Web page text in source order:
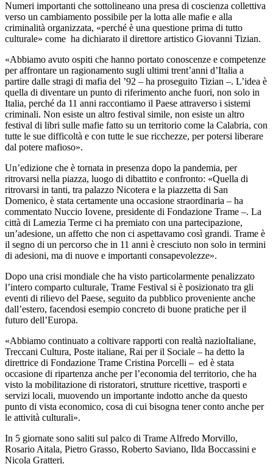
Numeri importanti che sottolineano una presa di coscienza collettiva
verso un cambiamento possibile per la lotta alle mafie e alla
criminalità organizzata, «perché è una questione prima di tutto
culturale» come ha dichiarato il direttore artistico Giovanni Tizian.
«Abbiamo avuto ospiti che hanno portato conoscenze e competenze
per affrontare un ragionamento sugli ultimi trent’anni d’Italia a
partire dalle stragi di mafia del ’92 – ha proseguito Tizian –. L’idea è
quella di diventare un punto di riferimento anche fuori, non solo in
Italia, perché da 11 anni raccontiamo il Paese attraverso i sistemi
criminali. Non esiste un altro festival simile, non esiste un altro
festival di libri sulle mafie fatto su un territorio come la Calabria, con
tutte le sue difficoltà e con tutte le sue ricchezze, per potersi liberare
dal potere mafioso».
Un’edizione che è tornata in presenza dopo la pandemia, per
ritrovarsi nella piazza, luogo di dibattito e confronto: «Quella di
ritrovarsi in tanti, tra palazzo Nicotera e la piazzetta di San
Domenico, è stata certamente una occasione straordinaria – ha
commentato Nuccio Iovene, presidente di Fondazione Trame –. La
città di Lamezia Terme ci ha premiato con una partecipazione,
un’adesione, un affetto che non ci aspettavamo così grandi. Trame è
il segno di un percorso che in 11 anni è cresciuto non solo in termini
di adesioni, ma di nuove e importanti consapevolezze».
Dopo una crisi mondiale che ha visto particolarmente penalizzato
l’intero comparto culturale, Trame Festival si è posizionato tra gli
eventi di rilievo del Paese, seguito da pubblico proveniente anche
dall’estero, facendosi esempio concreto di buone pratiche per il
futuro dell’Europa.
«Abbiamo continuato a coltivare rapporti con realtà nazioItaliane,
Treccani Cultura, Poste italiane, Rai per il Sociale – ha detto la
direttrice di Fondazione Trame Cristina Porcelli – ed è stata
occasione di ripartenza anche per l’economia del territorio, che ha
visto la mobilitazione di ristoratori, strutture ricettive, trasporti e
servizi locali, muovendo un importante indotto anche da questo
punto di vista economico, cosa di cui bisogna tener conto anche per
le attività culturali».
In 5 giornate sono saliti sul palco di Trame Alfredo Morvillo,
Rosario Aitala, Pietro Grasso, Roberto Saviano, Ilda Boccassini e
Nicola Gratteri.